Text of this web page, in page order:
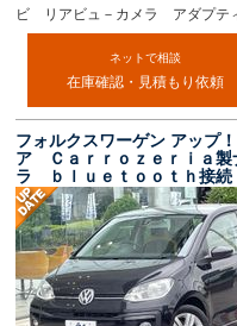
ビ リアビュ－カメラ アダプテ
ネットで相談
在庫確認・見積もり依頼
フォルクスワーゲン アップ
ア Ｃａｒｒｏｚｅｒｉａ
ラ ｂｌｕｅｔｏｏｔｈ接
リアソナー アイドリング
ト オートエアコン 純正１
ール ＥＴＣ 禁煙車